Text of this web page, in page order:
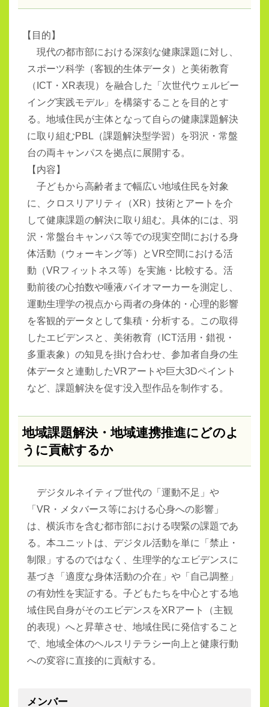
【 目的】
現代の都市部における深刻な健康課題に対し、
スポーツ科学（客観的生体データ）と美術教育
（ ICT ・ XR表現）を融合した「次世代ウェルビー
イング実践モデル」を構築することを目的とす
る。地域住民が主体となって自らの健康課題解決
に取り組むPBL （課題解決型学習）を羽沢・常盤
台の両キャンパスを拠点に展開する。
【内容】
子どもから高齢者まで幅広い地域住民を対象
に、クロスリアリティ（XR）技術とアートを介
して健康課題の解決に取り組む。具体的には、羽
沢・常盤台キャンパス等での現実空間における身
体活動（ウォーキング等）とVR空間における活
動（VRフィットネス等）を実施・比較する。活
動前後の心拍数や唾液バイオマーカーを測定し、
運動生理学の視点から両者の身体的・心理的影響
を客観的データとして集積・分析する。この取得
したエビデンスと、美術教育（ ICT活用・錯視・
多重表象）の知見を掛け合わせ、参加者自身の生
体データと連動したVRアートや巨大3Dペイント
など、課題解決を促す没入型作品を制作する。
地域課題解決・地域連携推進にどのよ
うに貢献するか
デジタルネイティブ世代の「運動不足」や
「 VR ・メタバース等における心身への影響」
は、横浜市を含む都市部における喫緊の課題であ
る。本ユニットは、デジタル活動を単に「禁止・
制限」するのではなく、生理学的なエビデンスに
基づき「適度な身体活動の介在」や「自己調整」
の有効性を実証する。子どもたちを中心とする地
域住民自身がそのエビデンスをXRアート（主観
的表現）へと昇華させ、地域住民に発信すること
で、地域全体のヘルスリテラシー向上と健康行動
への変容に直接的に貢献する。
メンバー